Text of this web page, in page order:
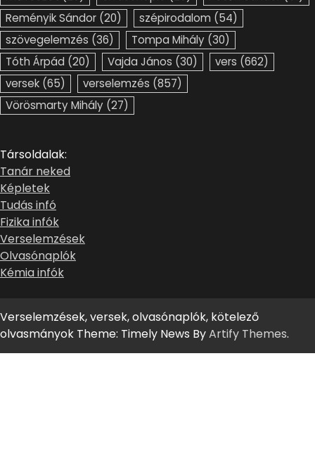
Reményik Sándor (20) szépirodalom (54)
szövegelemzés (36) Tompa Mihály (30)
Tóth Árpád (20) Vajda János (30) vers (662)
versek (65) verselemzés (857)
Vörösmarty Mihály (27)
Társoldalak:
Tanár neked
Képletek
Tudás infó
Fizika infók
Verselemzések
Olvasónaplók
Kémia infók
Verselemzések, versek, olvasónaplók, kötelező
olvasmányok Theme: Timely News ByArtify Themes.